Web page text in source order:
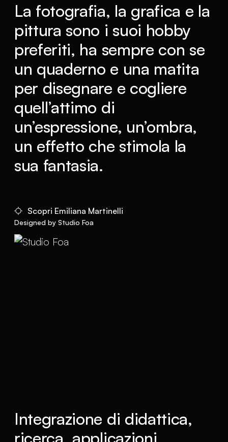
La fotografia, la grafica e la
pittura sono i suoi hobby
preferiti, ha sempre con se
un quaderno e una matita
per disegnare e cogliere
quell’attimo di
un’espressione, un’ombra,
un effetto che stimola la
sua fantasia.
Scopri Emiliana Martinelli
Designed by Studio Foa
Integrazione di didattica,
ricerca, applicazioni